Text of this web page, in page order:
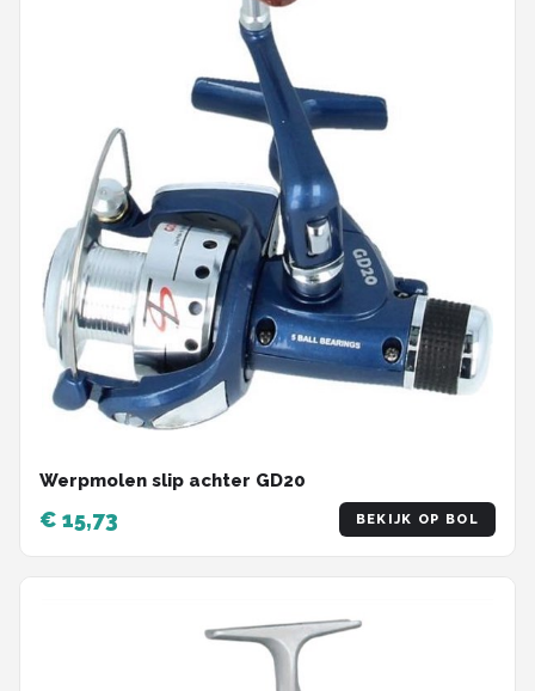
Werpmolen slip achter GD20
€ 15,73 BEKIJK OP BOL